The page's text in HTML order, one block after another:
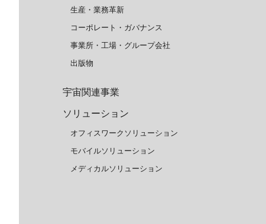
生産・業務革新
コーポレート・ガバナンス
事業所・工場・グループ会社
出版物
宇宙関連事業
ソリューション
オフィスワークソリューション
モバイルソリューション
メディカルソリューション